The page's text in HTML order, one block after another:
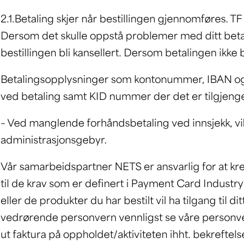
2.1.Betaling skjer når bestillingen gjennomføres.
Dersom det skulle oppstå problemer med ditt
bestillingen bli kansellert. Dersom betalingen
Betalingsopplysninger som kontonummer, IBAN
ved betaling samt KID nummer der det er
– Ved manglende forhåndsbetaling ved innsjekk,
administrasjonsgebyr.
Vår samarbeidspartner NETS er ansvarlig for at
til de krav som er definert i Payment Card
eller de produkter du har bestilt vil ha tilgang til
vedrørende personvern vennligst se våre
ut faktura på oppholdet/aktiviteten ihht.